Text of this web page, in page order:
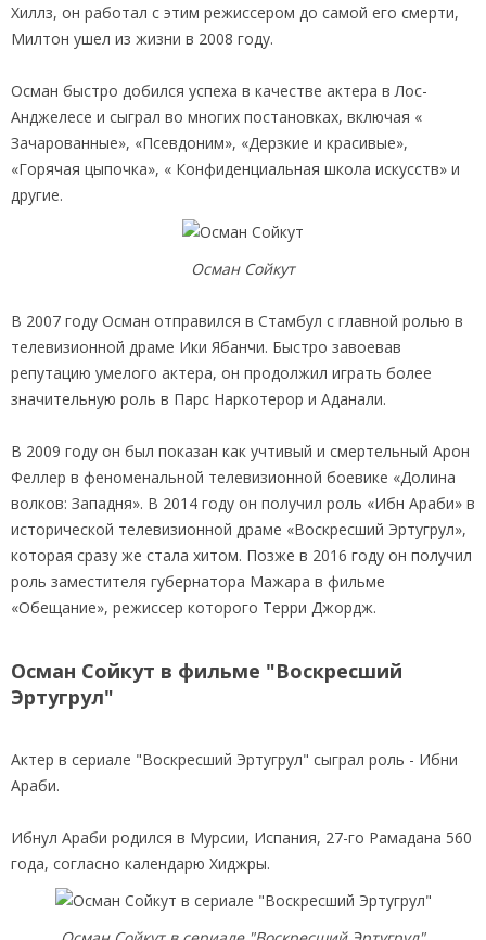
Хиллз, он работал с этим режиссером до самой его смерти,
Милтон ушел из жизни в 2008 году.
Осман быстро добился успеха в качестве актера в Лос-
Анджелесе и сыграл во многих постановках, включая «
Зачарованные», «Псевдоним», «Дерзкие и красивые»,
«Горячая цыпочка», « Конфиденциальная школа искусств» и
другие.
Осман Сойкут
В 2007 году Осман отправился в Стамбул с главной ролью в
телевизионной драме Ики Ябанчи. Быстро завоевав
репутацию умелого актера, он продолжил играть более
значительную роль в Парс Наркотерор и Аданали.
В 2009 году он был показан как учтивый и смертельный Арон
Феллер в феноменальной телевизионной боевике «Долина
волков: Западня». В 2014 году он получил роль «Ибн Араби» в
исторической телевизионной драме «Воскресший Эртугрул»,
которая сразу же стала хитом. Позже в 2016 году он получил
роль заместителя губернатора Мажара в фильме
«Обещание», режиссер которого Терри Джордж.
Осман Сойкут в фильме "Воскресший
Эртугрул"
Актер в сериале "Воскресший Эртугрул" сыграл роль - Ибни
Араби.
Ибнул Араби родился в Мурсии, Испания, 27-го Рамадана 560
года, согласно календарю Хиджры.